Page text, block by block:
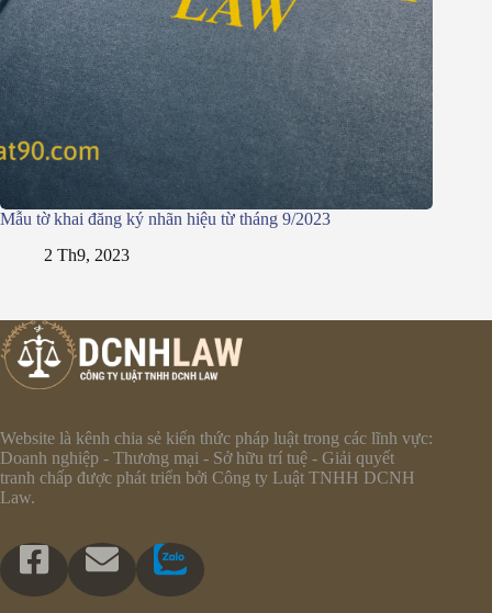
Mẫu tờ khai đăng ký nhãn hiệu từ tháng 9/2023
2 Th9, 2023
Website là kênh chia sẻ kiến thức pháp luật trong các lĩnh vực:
Doanh nghiệp - Thương mại - Sở hữu trí tuệ - Giải quyết
tranh chấp được phát triển bởi Công ty Luật TNHH DCNH
Law.